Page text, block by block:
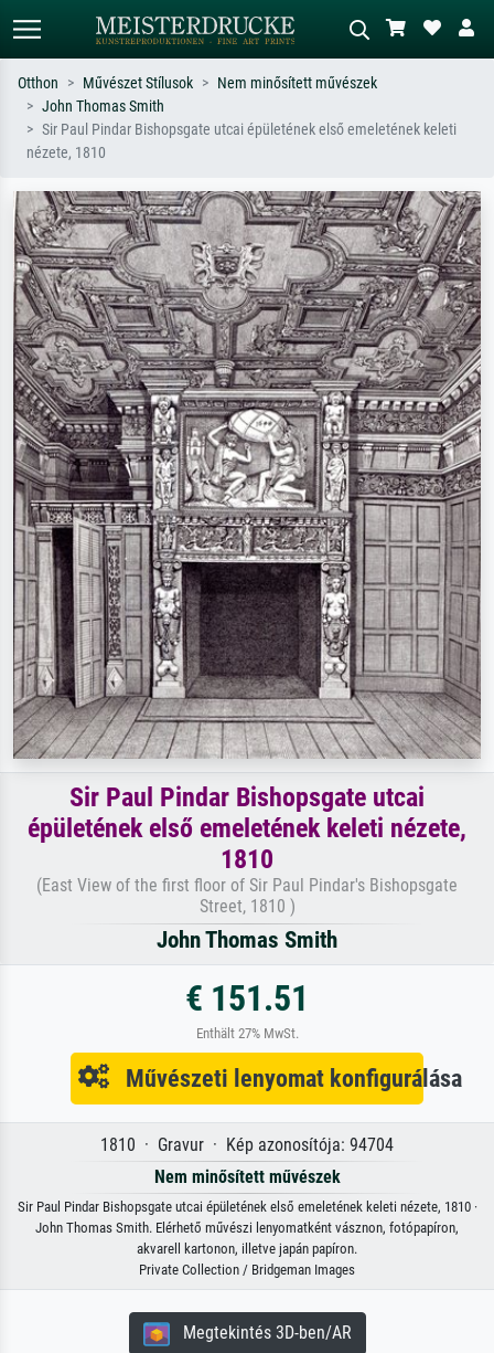
Alap keresés MI-képkereső
Keressen művész, műcím vagy stílus
impresszionizmus, Hokusai-hullám,
akt.
egy fa mellett.
Otthon Művészet Stílusok
Nem minősített művészek
John Thomas Smith
Sir Paul Pindar Bishopsgate utcai épületének első emeletének keleti
nézete, 1810
Sir Paul Pindar Bishopsgate utcai
épületének első emeletének keleti nézete,
1810
(East View of the first floor of Sir Paul Pindar's Bishopsgate
Street, 1810 )
John Thomas Smith
€ 151.51
Enthält 27% MwSt.
Művészeti lenyomat konfigurálása
1810 · Gravur · Kép azonosítója: 94704
Nem minősített művészek
Sir Paul Pindar Bishopsgate utcai épületének első emeletének keleti nézete, 1810 ·
John Thomas Smith. Elérhető művészi lenyomatként vásznon, fotópapíron,
akvarell kartonon, illetve japán papíron.
Private Collection / Bridgeman Images
Megtekintés 3D-ben/AR